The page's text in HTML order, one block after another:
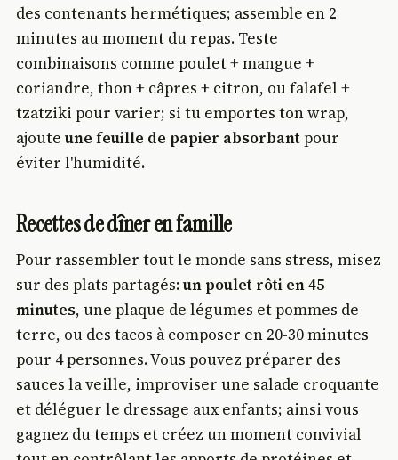
des contenants hermétiques; assemble en 2
minutes au moment du repas. Teste
combinaisons comme poulet + mangue +
coriandre, thon + câpres + citron, ou falafel +
tzatziki pour varier; si tu emportes ton wrap,
ajouteune feuille de papier absorbant pour
éviter l'humidité.
Recettes de dîner en famille
Pour rassembler tout le monde sans stress, misez
sur des plats partagés:un poulet rôti en 45
minutes, une plaque de légumes et pommes de
terre, ou des tacos à composer en 20-30 minutes
pour 4 personnes. Vous pouvez préparer des
sauces la veille, improviser une salade croquante
et déléguer le dressage aux enfants; ainsi vous
gagnez du temps et créez un moment convivial